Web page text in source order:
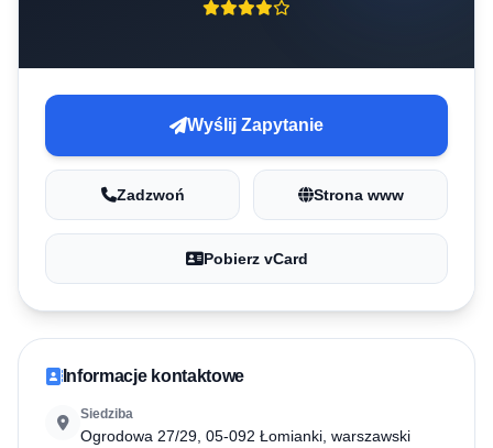
Wyślij Zapytanie
Zadzwoń Strona www
Pobierz vCard
Informacje kontaktowe
Siedziba
Ogrodowa 27/29, 05-092 Łomianki, warszawski